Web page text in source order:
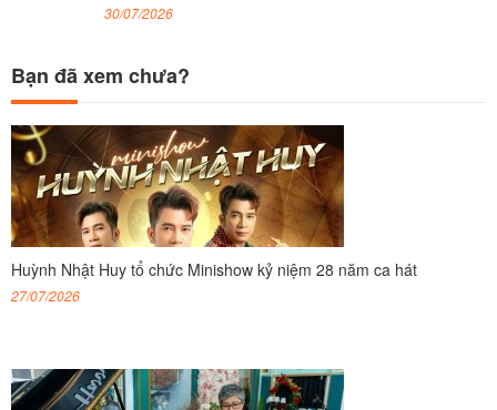
30/07/2026
Bạn đã xem chưa?
Huỳnh Nhật Huy tổ chức Minishow kỷ niệm 28 năm ca hát
27/07/2026